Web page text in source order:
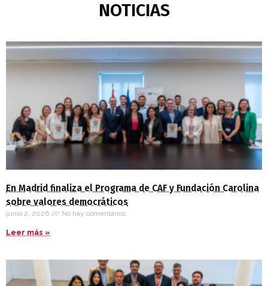
NOTICIAS
En Madrid finaliza el Programa de CAF y Fundación Carolina
sobre valores democráticos
junio 2, 2026 No hay comentarios
Leer más »